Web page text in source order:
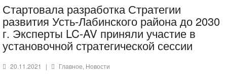
Стартовала разработка Стратегии
развития Усть-Лабинского района до 2030
г. Эксперты LC-AV приняли участие в
установочной стратегической сессии
20.11.2021 | Главное, Новости